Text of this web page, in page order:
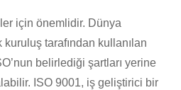
için önemlidir. Dünya
tarafından kullanılan
belirlediği şartları yerine
ISO 9001, iş geliştirici bir